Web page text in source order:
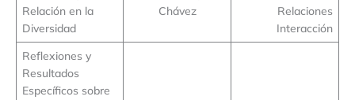
Relación en la
Diversidad
Chávez
Relaciones
Interacción
Reflexiones y
Resultados
Específicos sobre